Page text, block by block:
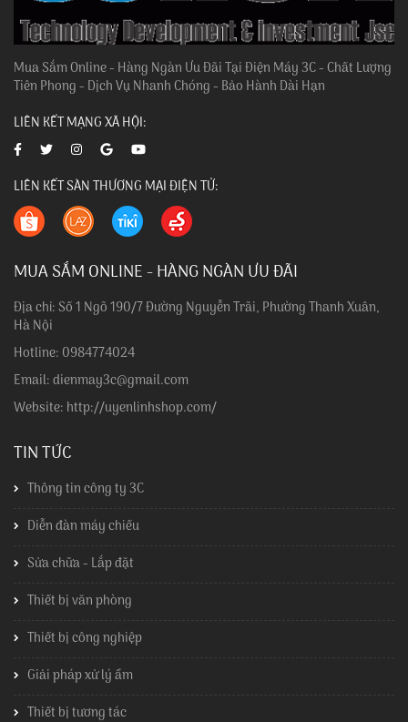
Mua Sắm Online - Hàng Ngàn Ưu Đãi Tại Điện Máy 3C - Chất Lượng
Tiên Phong - Dịch Vụ Nhanh Chóng - Bảo Hành Dài Hạn
LIÊN KẾT MẠNG XÃ HỘI:
LIÊN KẾT SÀN THƯƠNG MẠI ĐIỆN TỬ:
MUA SẮM ONLINE - HÀNG NGÀN ƯU ĐÃI
Địa chỉ: Số 1 Ngõ 190/7 Đường Nguyễn Trãi, Phường Thanh Xuân,
Hà Nội
Hotline: 0984774024
Email: dienmay3c@gmail.com
Website: http://uyenlinhshop.com/
TIN TỨC
Thông tin công ty 3C
Diễn đàn máy chiếu
Sửa chữa - Lắp đặt
Thiết bị văn phòng
Thiết bị công nghiệp
Giải pháp xử lý ẩm
Thiết bị tương tác